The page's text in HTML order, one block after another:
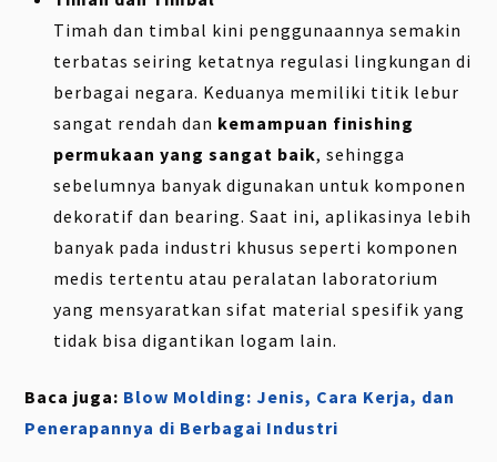
Timah dan timbal kini penggunaannya semakin
terbatas seiring ketatnya regulasi lingkungan di
berbagai negara. Keduanya memiliki titik lebur
sangat rendah dan kemampuan finishing
permukaan yang sangat baik, sehingga
sebelumnya banyak digunakan untuk komponen
dekoratif dan bearing. Saat ini, aplikasinya lebih
banyak pada industri khusus seperti komponen
medis tertentu atau peralatan laboratorium
yang mensyaratkan sifat material spesifik yang
tidak bisa digantikan logam lain.
Baca juga: Blow Molding: Jenis, Cara Kerja, dan
Penerapannya di Berbagai Industri